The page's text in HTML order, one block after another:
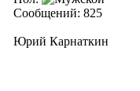
Сообщений: 825
Юрий Карнаткин